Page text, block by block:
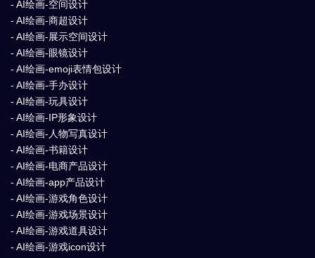
- AI绘画-空间设计
- AI绘画-商超设计
- AI绘画-展示空间设计
- AI绘画-眼镜设计
- AI绘画-emoji表情包设计
- AI绘画-手办设计
- AI绘画-玩具设计
- AI绘画-IP形象设计
- AI绘画-人物写真设计
- AI绘画-书籍设计
- AI绘画-电商产品设计
- AI绘画-app产品设计
- AI绘画-游戏角色设计
- AI绘画-游戏场景设计
- AI绘画-游戏道具设计
- AI绘画-游戏icon设计